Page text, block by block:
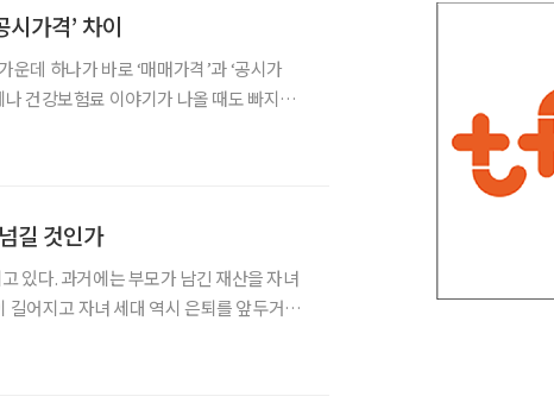
시가격’ 차이
데 하나가 바로 ‘매매가격’과 ‘공시가
건강보험료 이야기가 나올 때도 빠지지
길 것인가
있다. 과거에는 부모가 남긴 재산을 자녀
어지고 자녀 세대 역시 은퇴를 앞두거나